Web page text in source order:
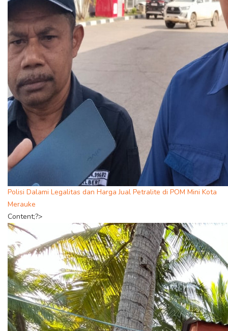
Polisi Dalami Legalitas dan Harga Jual Petralite di POM Mini Kota
Merauke
Content;?>